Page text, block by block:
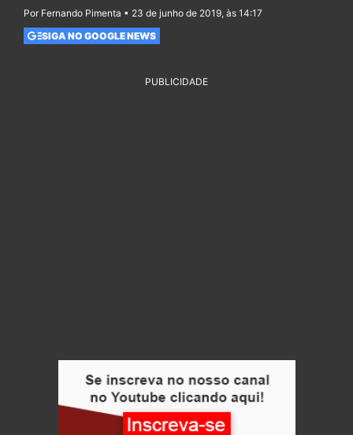
Por Fernando Pimenta • 23 de junho de 2019, às 14:17
SIGA NO GOOGLE NEWS
PUBLICIDADE